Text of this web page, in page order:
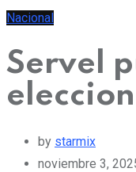
Nacional
Servel
by starmix
noviembre 3,